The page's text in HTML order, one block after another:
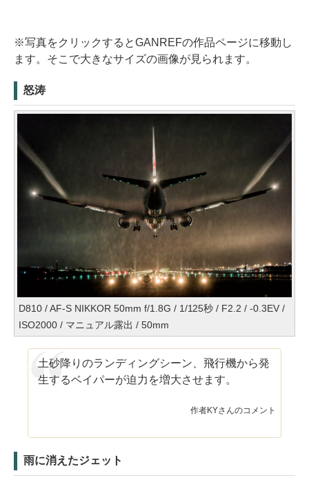
※写真をクリックするとGANREFの作品ページに移動し
ます。そこで大きなサイズの画像が見られます。
怒涛
D810 / AF-S NIKKOR 50mm f/1.8G / 1/125秒 / F2.2 / -0.3EV /
ISO2000 / マニュアル露出 / 50mm
土砂降りのランディングシーン、飛行機から発
生するベイパーが迫力を増大させます。
作者KYさんのコメント
雨に消えたジェット